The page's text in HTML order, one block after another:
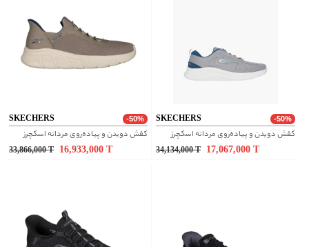
SKECHERS -50%
کفش دویدن و پیاده‌روی مردانه اسکچرز
33,866,000 T 16,933,000
SKECHERS -50%
کفش دویدن و پیاده‌روی مردانه اسکچرز
34,134,000 T 17,067,000